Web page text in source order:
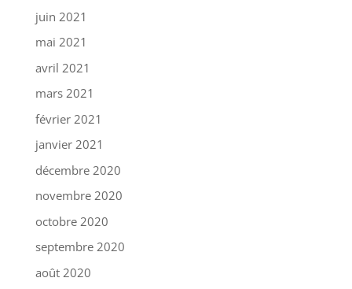
juin 2021
mai 2021
avril 2021
mars 2021
février 2021
janvier 2021
décembre 2020
novembre 2020
octobre 2020
septembre 2020
août 2020